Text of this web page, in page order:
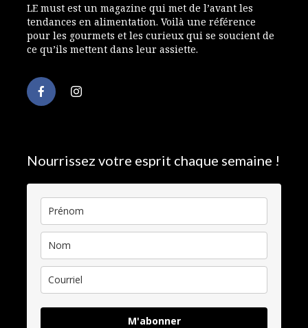
LE must est un magazine qui met de l’avant les
tendances en alimentation. Voilà une référence
pour les gourmets et les curieux qui se soucient de
ce qu’ils mettent dans leur assiette.
Nourrissez votre esprit chaque semaine !
M'abonner